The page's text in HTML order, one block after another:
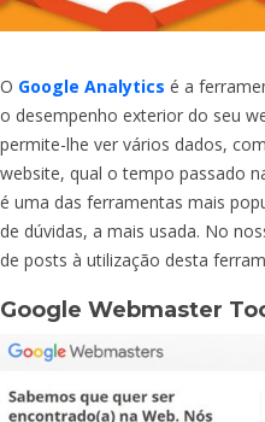
O Google Analytics é a
o desempenho exterior do seu
permite-lhe ver vários dados,
website, qual o tempo passado
é uma das ferramentas mais
de dúvidas, a mais usada. No
de posts à utilização desta
Google Webmaster